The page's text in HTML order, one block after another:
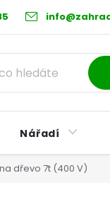
řád
Nářadí
dřevo 7t (400 V)